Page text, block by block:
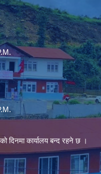
दिनमा कार्यालय बन्द रहने छ ।